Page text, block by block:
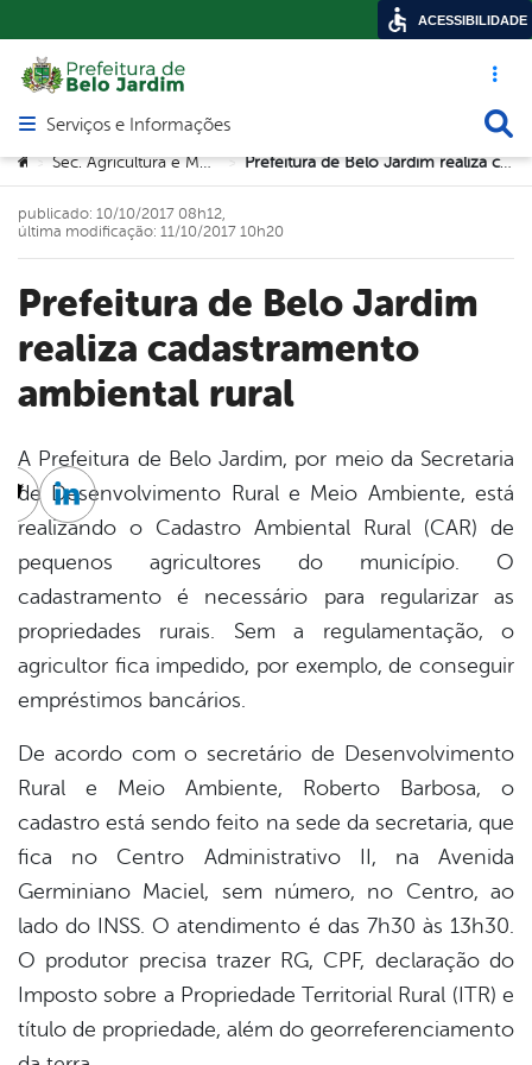
Acesso
Abrir menu principal de navegação
Serviços e Informações
Você está aqui:
> Sec. Agricultura e Meio Ambiente > Prefeitura de Belo Jardim realiza cadastramento ambiental rural
Prefeitura de Belo Jardim
realiza cadastramento
ambiental rural
publicado: 10/10/2017 08h12,
última modificação: 11/10/2017 10h20
A Prefeitura de Belo Jardim, por meio da Secretaria
de Desenvolvimento Rural e Meio Ambiente, está
realizando o Cadastro Ambiental Rural (CAR) de
pequenos agricultores do município. O
cadastramento é necessário para regularizar as
propriedades rurais. Sem a regulamentação, o
agricultor fica impedido, por exemplo, de conseguir
empréstimos bancários.
De acordo com o secretário de Desenvolvimento
Rural e Meio Ambiente, Roberto Barbosa, o
cadastro está sendo feito na sede da secretaria, que
fica no Centro Administrativo II, na Avenida
Germiniano Maciel, sem número, no Centro, ao
lado do INSS. O atendimento é das 7h30 às 13h30.
O produtor precisa trazer RG, CPF, declaração do
Imposto sobre a Propriedade Territorial Rural (ITR) e
título de propriedade, além do georreferenciamento
TwitterLinkedin
ACESSIBILIDADE